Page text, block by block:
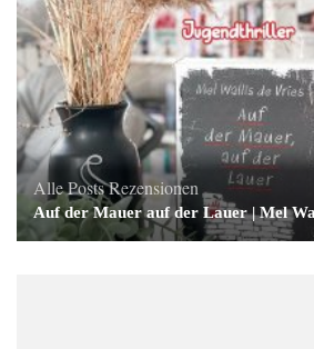
Alle PostsRezensionen
Auf der Mauer auf der Lauer | Mel